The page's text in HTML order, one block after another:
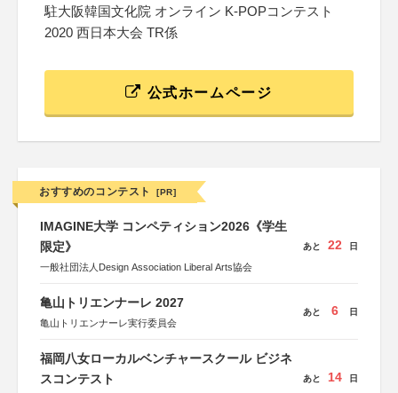
駐大阪韓国文化院 オンライン K-POPコンテスト
2020 西日本大会 TR係
公式ホームページ
おすすめのコンテスト [PR]
IMAGINE大学 コンペティション2026《学生
限定》
一般社団法人Design Association Liberal Arts協会
あと 22 日
亀山トリエンナーレ 2027
亀山トリエンナーレ実行委員会
あと 6 日
福岡八女ローカルベンチャースクール ビジネ
スコンテスト
あと 14 日